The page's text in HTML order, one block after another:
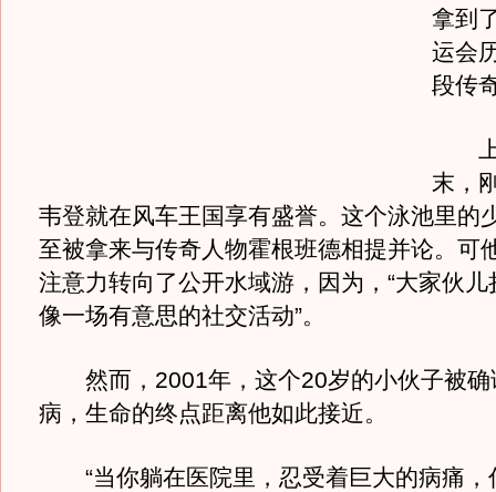
拿到
运会
段传
上
末，
韦登就在风车王国享有盛誉。这个泳池里的
至被拿来与传奇人物霍根班德相提并论。可
注意力转向了公开水域游，因为，“大家伙
像一场有意思的社交活动”。
然而，2001年，这个20岁的小伙子被确
病，生命的终点距离他如此接近。
“当你躺在医院里，忍受着巨大的病痛，